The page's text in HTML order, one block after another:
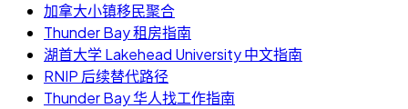
加拿大小镇移民聚合
Thunder Bay 租房指南
湖首大学 Lakehead University 中文指南
RNIP 后续替代路径
Thunder Bay 华人找工作指南